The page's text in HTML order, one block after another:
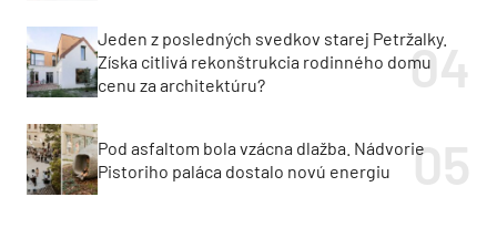
Jeden z posledných svedkov starej Petržalky.
Získa citlivá rekonštrukcia rodinného domu
cenu za architektúru?
Pod asfaltom bola vzácna dlažba. Nádvorie
Pistoriho paláca dostalo novú energiu